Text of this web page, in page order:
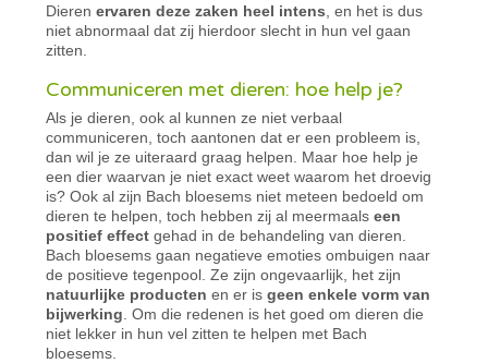
Dierenervaren deze zaken heel intens , en het is dus
niet abnormaal dat zij hierdoor slecht in hun vel gaan
zitten.
Communiceren met dieren: hoe help je?
Als je dieren, ook al kunnen ze niet verbaal
communiceren, toch aantonen dat er een probleem is,
dan wil je ze uiteraard graag helpen. Maar hoe help je
een dier waarvan je niet exact weet waarom het droevig
is? Ook al zijn Bach bloesems niet meteen bedoeld om
dieren te helpen, toch hebben zij al meermaalseen
positief effect gehad in de behandeling van dieren.
Bach bloesems gaan negatieve emoties ombuigen naar
de positieve tegenpool. Ze zijn ongevaarlijk, het zijn
natuurlijke producten en er isgeen enkele vorm van
bijwerking . Om die redenen is het goed om dieren die
niet lekker in hun vel zitten te helpen met Bach
bloesems.